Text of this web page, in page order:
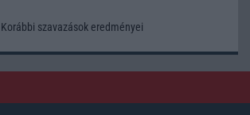
Korábbi szavazások eredményei